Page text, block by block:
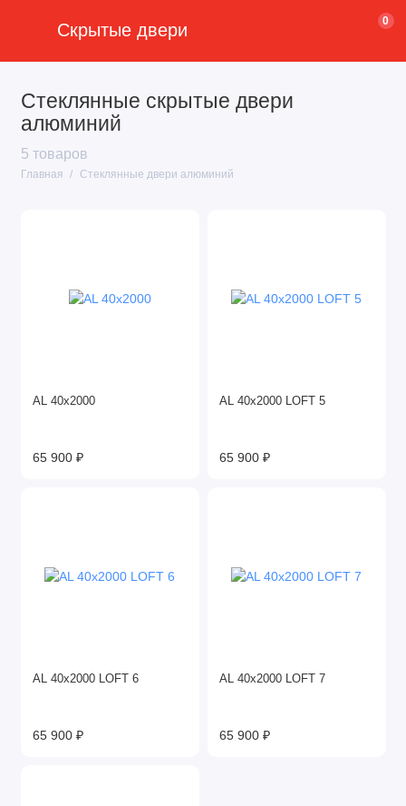
Скрытые двери 0
Стеклянные скрытые двери
алюминий
5 товаров
Главная Стеклянные двери алюминий
AL 40x2000
65 900 ₽
AL 40x2000 LOFT 5
65 900 ₽
AL 40x2000 LOFT 6
65 900 ₽
AL 40x2000 LOFT 7
65 900 ₽